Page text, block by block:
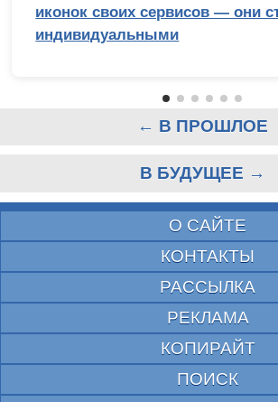
иконок своих сервисов — они
индивидуальными
← В ПРОШЛОЕ
В БУДУЩЕЕ →
О САЙТЕ
КОНТАКТЫ
РАССЫЛКА
РЕКЛАМА
КОПИРАЙТ
ПОИСК